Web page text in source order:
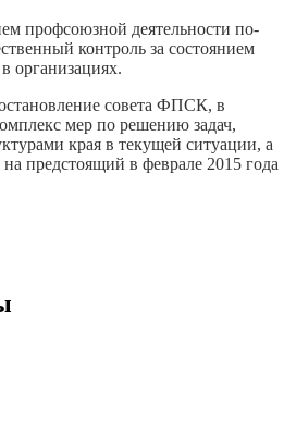
профсоюзной деятельности по-
контроль за состоянием
организациях.
совета ФПСК, в
мер по решению задач,
края в текущей ситуации, а
предстоящий в феврале 2015 года